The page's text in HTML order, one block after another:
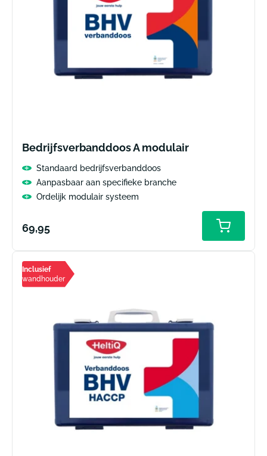
Bedrijfsverbanddoos A modulair
Standaard bedrijfsverbanddoos
Aanpasbaar aan specifieke branche
Ordelijk modulair systeem
Normale
69,95
Inclusief
wandhouder